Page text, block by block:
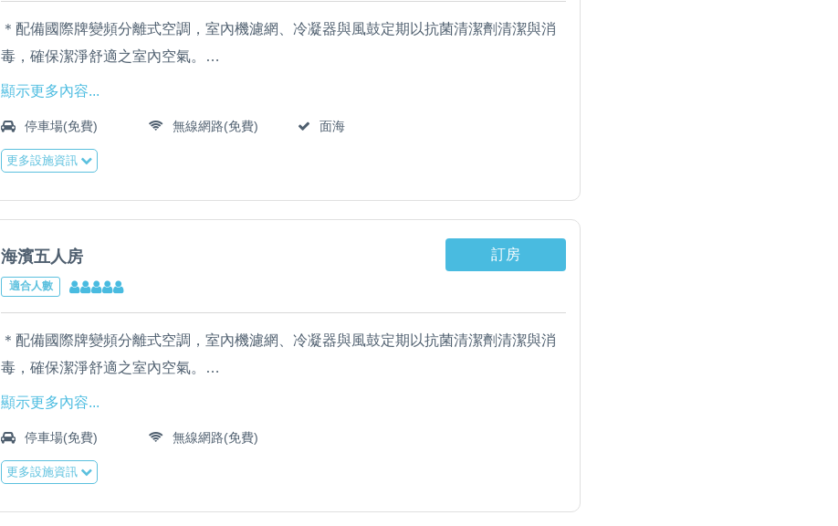
＊配備國際牌變頻分離式空調，室內機濾網、冷凝器與風鼓定期以抗菌清潔劑清潔與消
毒，確保潔淨舒適之室內空氣。
＊配備LED液晶電視、乾濕分離衛浴、吹風機、靜音小冰箱、RO水溫熱開飲機。
＊民宿全館床單、枕套、被套由專業洗衣公司清洗，並全面採用輕柔舒適天絲棉被、獨
立筒柔軟Q彈舒適床墊，確保高品質睡眠。
顯示更多內容...
停車場(免費) 無線網路(免費) 面海
更多設施資訊
海濱五人房
適合人數
訂房
＊配備國際牌變頻分離式空調，室內機濾網、冷凝器與風鼓定期以抗菌清潔劑清潔與消
毒，確保潔淨舒適之室內空氣。
＊配備LED液晶電視、乾濕分離衛浴、吹風機、靜音小冰箱、RO水溫熱開飲機。
＊民宿全館床單、枕套、被套由專業洗衣公司清洗，並全面採用輕柔舒適天絲棉被、獨
立筒柔軟Q彈舒適床墊，確保高品質睡眠。
顯示更多內容...
停車場(免費) 無線網路(免費)
更多設施資訊